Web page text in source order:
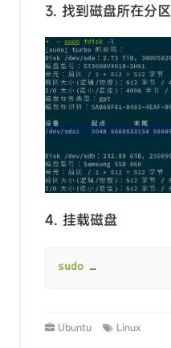
3. 找到磁盘所在分区
4. 挂载磁盘
sudo …
Ubuntu Linux